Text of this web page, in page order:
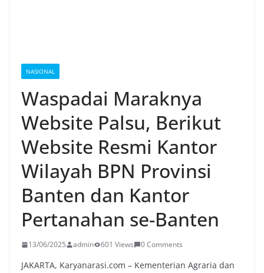
NASIONAL
Waspadai Maraknya
Website Palsu, Berikut
Website Resmi Kantor
Wilayah BPN Provinsi
Banten dan Kantor
Pertanahan se-Banten
13/06/2025 admin 601 Views 0 Comments
JAKARTA, Karyanarasi.com – Kementerian Agraria dan